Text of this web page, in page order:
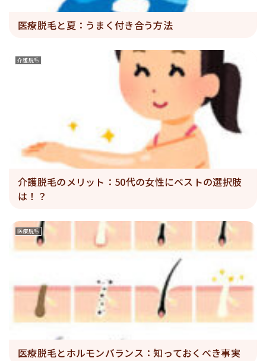
医療脱毛と夏：うまく付き合う方法
介護脱毛
介護脱毛のメリット：50代の女性にベストの選択肢
は！？
医療脱毛
医療脱毛とホルモンバランス：知っておくべき事実